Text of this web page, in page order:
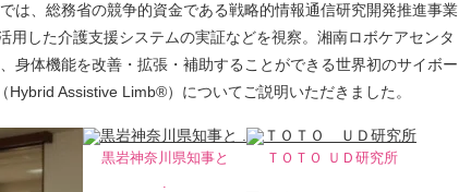
は、総務省の競争的資金である戦略的情報通信研究開発推進事業
用した介護支援システムの実証などを視察。湘南ロボケアセンタ
身体機能を改善・拡張・補助することができる世界初のサイボー
Assistive Limb®）についてご説明いただきました。
黒岩神奈川県知事と
.
ＴＯＴＯ ＵＤ研究所